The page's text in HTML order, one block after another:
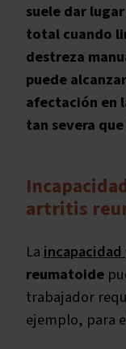
suele dar
total cuando
destreza
puede
afectación en
tan severa
artritis
La
reumatoide
trabajador
ejemplo, para